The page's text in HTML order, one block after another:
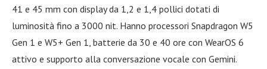
41 e 45 mm con display da 1,2 e 1,4 pollici dotati di
luminosità fino a 3000 nit. Hanno processori Snapdragon W5
Gen 1 e W5+ Gen 1, batterie da 30 e 40 ore con WearOS 6
attivo e supporto alla conversazione vocale con Gemini.